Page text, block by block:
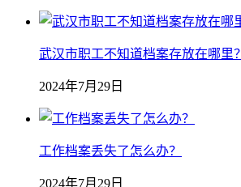
武汉市职工不知道档案存放在哪里？
2024年7月29日
工作档案丢失了怎么办？
2024年7月29日